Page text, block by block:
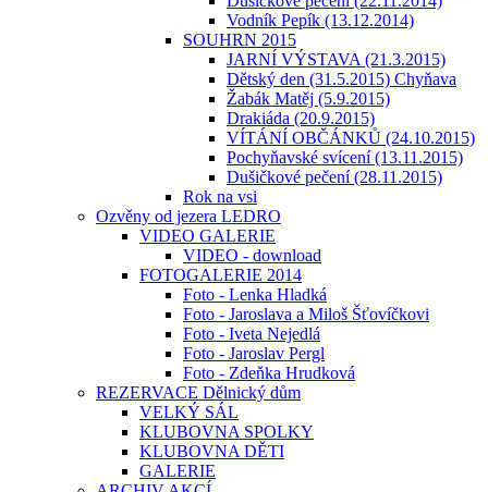
Vodník Pepík (13.12.2014)
SOUHRN 2015
JARNÍ VÝSTAVA (21.3.2015)
Dětský den (31.5.2015) Chyňava
Žabák Matěj (5.9.2015)
Drakiáda (20.9.2015)
VÍTÁNÍ OBČÁNKŮ (24.10.2015)
Pochyňavské svícení (13.11.2015)
Dušičkové pečení (28.11.2015)
Rok na vsi
Ozvěny od jezera LEDRO
VIDEO GALERIE
VIDEO - download
FOTOGALERIE 2014
Foto - Lenka Hladká
Foto - Jaroslava a Miloš Šťovíčkovi
Foto - Iveta Nejedlá
Foto - Jaroslav Pergl
Foto - Zdeňka Hrudková
REZERVACE Dělnický dům
VELKÝ SÁL
KLUBOVNA SPOLKY
KLUBOVNA DĚTI
GALERIE